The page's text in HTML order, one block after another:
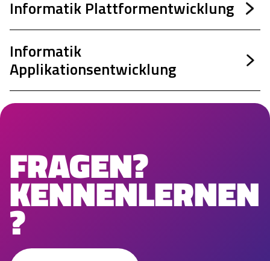
Informatik Plattformentwicklung
Informatik
Applikationsentwicklung
FRAGEN?
KENNENLERNEN
?